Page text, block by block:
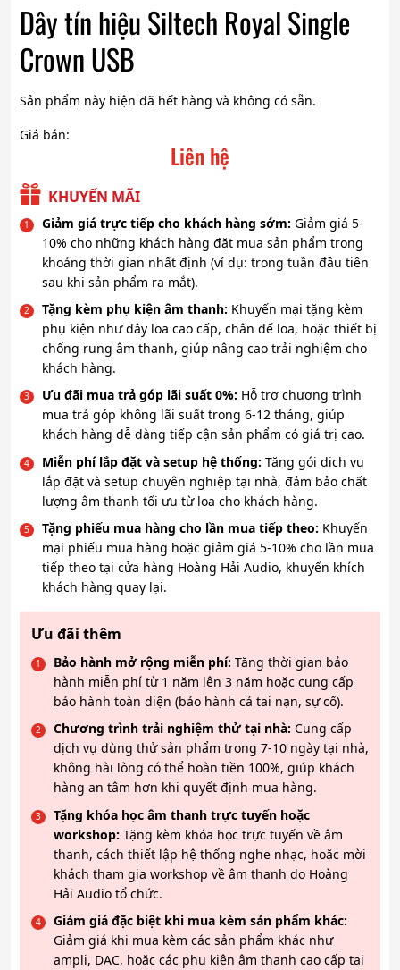
Dây tín hiệu Siltech Royal Single
Crown USB
Sản phẩm này hiện đã hết hàng và không có sẵn.
Giá bán:
Liên hệ
KHUYẾN MÃI
Giảm giá trực tiếp cho khách hàng sớm: Giảm giá 5-
10% cho những khách hàng đặt mua sản phẩm trong
khoảng thời gian nhất định (ví dụ: trong tuần đầu tiên
sau khi sản phẩm ra mắt).
Tặng kèm phụ kiện âm thanh: Khuyến mại tặng kèm
phụ kiện như dây loa cao cấp, chân đế loa, hoặc thiết bị
chống rung âm thanh, giúp nâng cao trải nghiệm cho
khách hàng.
Ưu đãi mua trả góp lãi suất 0%: Hỗ trợ chương trình
mua trả góp không lãi suất trong 6-12 tháng, giúp
khách hàng dễ dàng tiếp cận sản phẩm có giá trị cao.
Miễn phí lắp đặt và setup hệ thống: Tặng gói dịch vụ
lắp đặt và setup chuyên nghiệp tại nhà, đảm bảo chất
lượng âm thanh tối ưu từ loa cho khách hàng.
Tặng phiếu mua hàng cho lần mua tiếp theo: Khuyến
mại phiếu mua hàng hoặc giảm giá 5-10% cho lần mua
tiếp theo tại cửa hàng Hoàng Hải Audio, khuyến khích
khách hàng quay lại.
Ưu đãi thêm
Bảo hành mở rộng miễn phí: Tăng thời gian bảo
hành miễn phí từ 1 năm lên 3 năm hoặc cung cấp
bảo hành toàn diện (bảo hành cả tai nạn, sự cố).
Chương trình trải nghiệm thử tại nhà: Cung cấp
dịch vụ dùng thử sản phẩm trong 7-10 ngày tại nhà,
không hài lòng có thể hoàn tiền 100%, giúp khách
hàng an tâm hơn khi quyết định mua hàng.
Tặng khóa học âm thanh trực tuyến hoặc
workshop: Tặng kèm khóa học trực tuyến về âm
thanh, cách thiết lập hệ thống nghe nhạc, hoặc mời
khách tham gia workshop về âm thanh do Hoàng
Hải Audio tổ chức.
Giảm giá đặc biệt khi mua kèm sản phẩm khác:
Giảm giá khi mua kèm các sản phẩm khác như
ampli, DAC, hoặc các phụ kiện âm thanh cao cấp tại